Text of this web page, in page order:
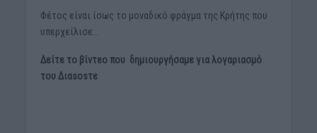
Φέτος είναι ίσως το μοναδικό φράγμα της Κρήτης που
υπερχείλισε…
Δείτε το βίντεο που δημιουργήσαμε για λογαριασμό
του Διαsosτε